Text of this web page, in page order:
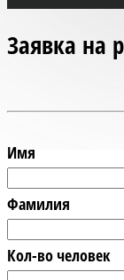
Заявка на
Имя
Фамилия
Кол-во человек